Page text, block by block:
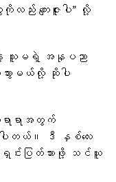
ည်း ကျေးဇူးပါ” လို့
င်းနဲ့ သူမရဲ့ အနုပညာ
ားမယ်လို့ ဆိုပါ
ာရာအတွက်
ယ်။ ဒီ နှစ်လေး
င်းရှင်းပြတ်သားဖို့ သင်ယူ